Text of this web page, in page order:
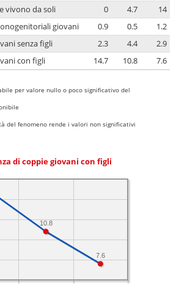
vivono da soli 0 4.7
14
giovani
0.9 0.5
1.2
senza figli
2.3 4.4
2.9
con figli
14.7 10.8 7.6
per valore nullo o poco significativo del
del fenomeno rende i valori non significativi
di coppie giovani con figli
7.6
10.8